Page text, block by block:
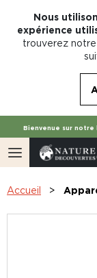
Nous
expérience
trouverez
Bienvenue sur
Accueil